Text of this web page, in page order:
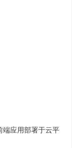
端应用部署于云平